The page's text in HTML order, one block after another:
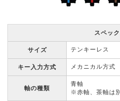
スペッ
サイズ テンキーレス
キー入力方式 メカニカル方式
軸の種類
青軸
※赤軸、茶軸は